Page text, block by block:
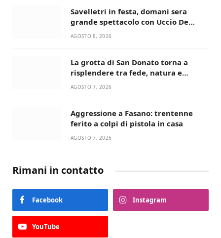
Savelletri in festa, domani sera
grande spettacolo con Uccio De
Santis
AGOSTO 8, 2026
La grotta di San Donato torna a
risplendere tra fede, natura e
devozione
AGOSTO 7, 2026
Aggressione a Fasano: trentenne
ferito a colpi di pistola in casa
AGOSTO 7, 2026
Rimani in contatto
Facebook Instagram
YouTube